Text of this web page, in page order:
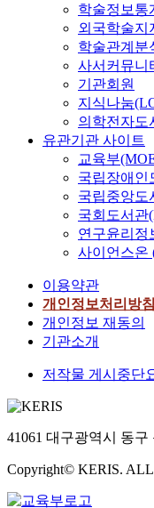
학술정보통
외국학술지
학술관계분
사서커뮤니
기관회원
지식나눔
의학전자도
유관기관 사이트
교육부
국립장애인
국립중앙도
국회도서관
연구윤리정
사이언스온
이용약관
개인정보처리방침
개인정보 재동의
기관소개
저작물 게시중단
41061 대구광역시 동구
Copyright© KERIS.